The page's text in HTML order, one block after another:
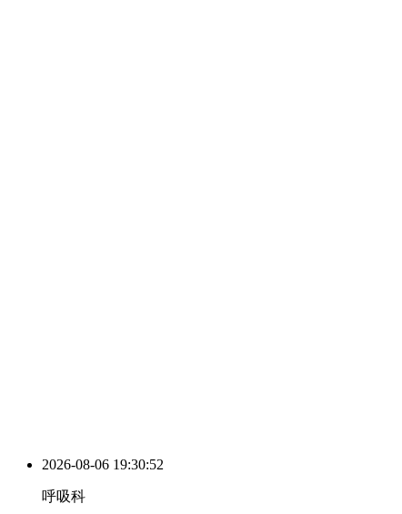
2026-08-06 19:30:53
呼吸科